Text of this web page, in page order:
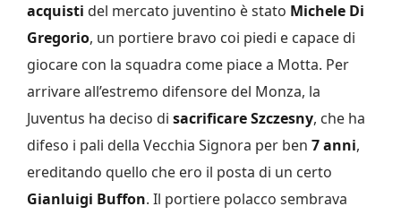
acquisti del mercato juventino è stato Michele Di
Gregorio, un portiere bravo coi piedi e capace di
giocare con la squadra come piace a Motta. Per
arrivare all’estremo difensore del Monza, la
Juventus ha deciso di sacrificare Szczesny, che ha
difeso i pali della Vecchia Signora per ben 7 anni,
ereditando quello che ero il posta di un certo
Gianluigi Buffon. Il portiere polacco sembrava